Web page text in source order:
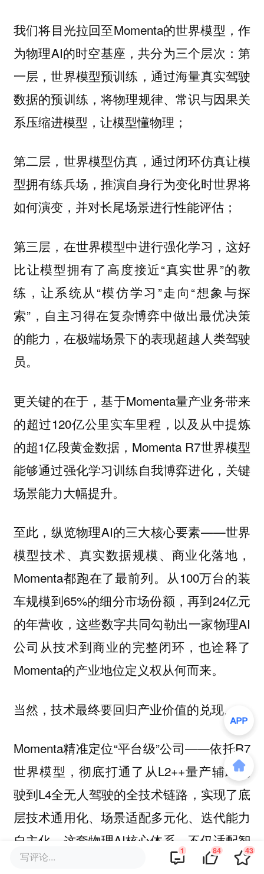
我们将目光拉回至Momenta的世界模型，作
为物理AI的时空基座，共分为三个层次：第
一层，世界模型预训练，通过海量真实驾驶
数据的预训练，将物理规律、常识与因果关
系压缩进模型，让模型懂物理；
第二层，世界模型仿真，通过闭环仿真让模
型拥有练兵场，推演自身行为变化时世界将
如何演变，并对长尾场景进行性能评估；
第三层，在世界模型中进行强化学习，这好
比让模型拥有了高度接近“真实世界”的教
练，让系统从“模仿学习”走向“想象与探
索”，自主习得在复杂博弈中做出最优决策
的能力，在极端场景下的表现超越人类驾驶
员。
更关键的在于，基于Momenta量产业务带来
的超过120亿公里实车里程，以及从中提炼
的超1亿段黄金数据，Momenta R7世界模型
能够通过强化学习训练自我博弈进化，关键
场景能力大幅提升。
至此，纵览物理AI的三大核心要素——世界
模型技术、真实数据规模、商业化落地，
Momenta都跑在了最前列。从100万台的装
车规模到65%的细分市场份额，再到24亿元
的年营收，这些数字共同勾勒出一家物理AI
公司从技术到商业的完整闭环，也诠释了
Momenta的产业地位定义权从何而来。
当然，技术最终要回归产业价值的兑现。
Momenta精准定位“平台级”公司——依托R7
世界模型，彻底打通了从L2++量产辅助驾
驶到L4全无人驾驶的全技术链路，实现了底
层技术通用化、场景适配多元化、迭代能力
自主化。这套物理AI核心体系，不仅适配智
能出行场景，更可延伸至无人物流、无人货
写评论... 1 84 43